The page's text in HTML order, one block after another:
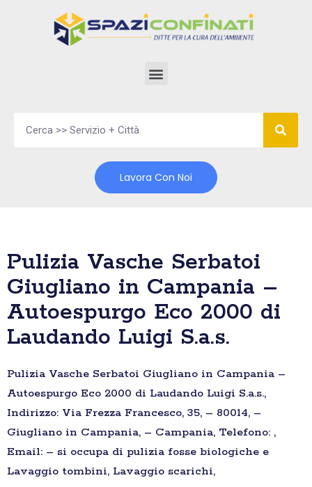
Lavora Con Noi
Pulizia Vasche Serbatoi
Giugliano in Campania –
Autoespurgo Eco 2000 di
Laudando Luigi S.a.s.
Pulizia Vasche Serbatoi Giugliano in Campania –
Autoespurgo Eco 2000 di Laudando Luigi S.a.s.,
Indirizzo: Via Frezza Francesco, 35, – 80014, –
Giugliano in Campania, – Campania, Telefono: ,
Email: – si occupa di pulizia fosse biologiche e
Lavaggio tombini, Lavaggio scarichi,